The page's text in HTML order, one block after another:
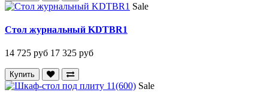
Sale
Стол журнальный KDTBR1
14 725 руб 17 325 руб
Купить
Sale